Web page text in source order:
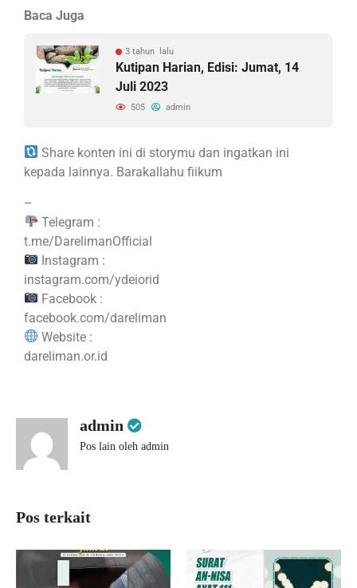
Baca Juga
3 tahun lalu
Kutipan Harian, Edisi: Jumat, 14
Juli 2023
505 admin
Share konten ini di storymu dan ingatkan ini
kepada lainnya. Barakallahu fiikum
–
Telegram :
t.me/DarelimanOfficial
Instagram :
instagram.com/ydeiorid
Facebook :
facebook.com/dareliman
Website :
dareliman.or.id
admin
Pos lain oleh admin
Pos terkait